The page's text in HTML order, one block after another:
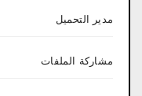
مدير التحميل
مشاركة الملفات